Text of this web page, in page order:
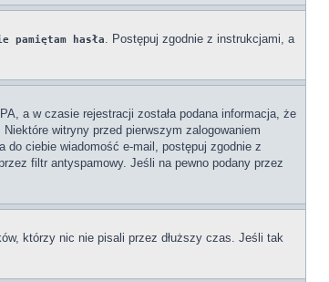
pamiętam hasła. Postępuj zgodnie z instrukcjami, a
a w czasie rejestracji została podana informacja, że
witryny przed pierwszym zalogowaniem
do ciebie wiadomość e-mail, postępuj zgodnie z
filtr antyspamowy. Jeśli na pewno podany przez
którzy nic nie pisali przez dłuższy czas. Jeśli tak